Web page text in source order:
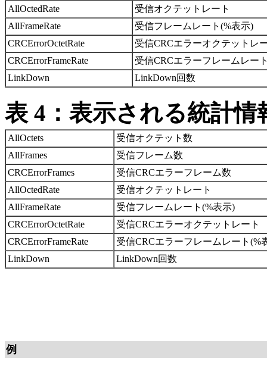
AllOctedRate
受信オクテットレート
AllFrameRate
受信フレームレート(%表示)
CRCErrorOctetRate
受信CRCエラーオクテットレ
CRCErrorFrameRate
受信CRCエラーフレームレー
LinkDown
LinkDown回数
表 4：表示される統計情
AllOctets
受信オクテット数
AllFrames
受信フレーム数
CRCErrorFrames
受信CRCエラーフレーム数
AllOctedRate
受信オクテットレート
AllFrameRate
受信フレームレート(%表示)
CRCErrorOctetRate
受信CRCエラーオクテットレート
CRCErrorFrameRate
受信CRCエラーフレームレート(%
LinkDown
LinkDown回数
例